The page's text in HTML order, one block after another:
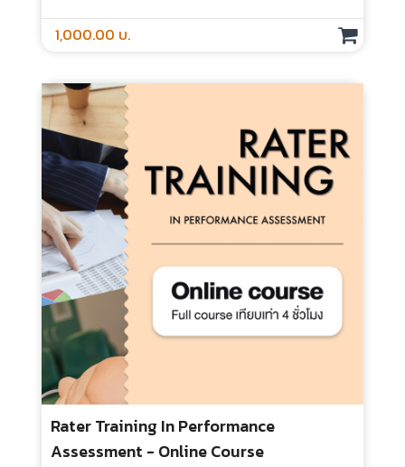
Instructional Design In Health Science
Education - Online Course
ประเภท : Online Course
ระยะเวลา : 4 ชั่วโมง
กลุ่มเป้าหมาย : สำหรับทุกคน
1,000.00 บ.